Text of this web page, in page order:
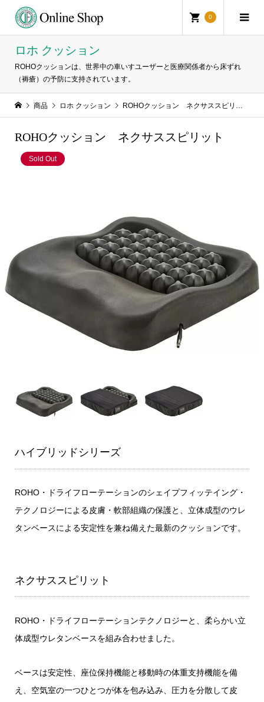
0
ロホ クッション
ROHOクッションは、世界中の車いすユーザーと医療関係者から床ずれ
（褥瘡）の予防に支持されています。
商品 ロホ クッション ROHOクッション ネクサススピリット
ROHOクッション ネクサススピリット
Sold Out
ハイブリッドシリーズ
ROHO・ドライフローテーションのシェイプフィッテイング・
テクノロジーによる皮膚・軟部組織の保護と、立体成型のウレ
タンベースによる安定性を兼ね備えた最新のクッションです。
ネクサススピリット
ROHO・ドライフローテーションテクノロジーと、柔らかい立
体成型ウレタンベースを組み合わせました。
ベースは安定性、座位保持機能と移動時の体重支持機能を備
え、空気室の一つひとつが体を包み込み、圧力を分散して皮